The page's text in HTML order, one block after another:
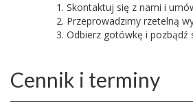
Skontaktuj się z nami i
Przeprowadzimy rzetelną
Odbierz gotówkę i pozbądź
Cennik i terminy